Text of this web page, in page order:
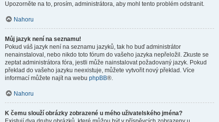
Upozorněte na to, prosím, administrátora, aby mohl tento problém odstranit.
Nahoru
Můj jazyk není na seznamu!
Pokud váš jazyk není na seznamu jazyků, tak ho buď administrátor
nenainstaloval, nebo nikdo toto fórum do vašeho jazyka nepřeložil. Zkuste se
zeptat administrátora fóra, jestli může nainstalovat požadovaný jazyk. Pokud
překlad do vašeho jazyku neexistuje, můžete vytvořit nový překlad. Více
informací můžete najít na webu phpBB®.
Nahoru
K čemu slouží obrázky zobrazené u mého uživatelského jména?